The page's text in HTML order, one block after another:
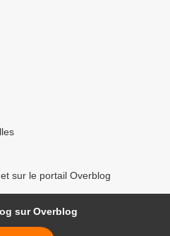
sur le portail Overblog
sur Overblog